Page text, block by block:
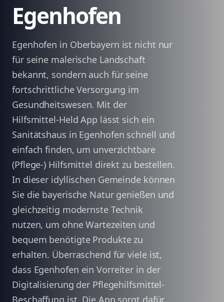
Egenhofen
Egenhofen in Oberbayern ist nicht nur
für seine malerische Landschaft
bekannt, sondern auch für seine
fortschrittliche Versorgung im
Gesundheitswesen. Mit der
Hilfsmittel-Held App lässt sich ein
Sanitätshaus in Egenhofen schnell und
einfach finden, um unverzichtbare
(Pflege-) Hilfsmittel direkt zu bestellen.
In dieser idyllischen Gemeinde können
Sie die bayerische Natur genießen und
gleichzeitig modernste Technik
nutzen, um ohne Wartezeiten und
bequem benötigte Produkte zu
erhalten. Überraschend für viele ist,
dass Egenhofen ein Vorreiter in der
Digitalisierung der Pflegehilfsmittel-
Beschaffung ist. Die App sorgt dafür,